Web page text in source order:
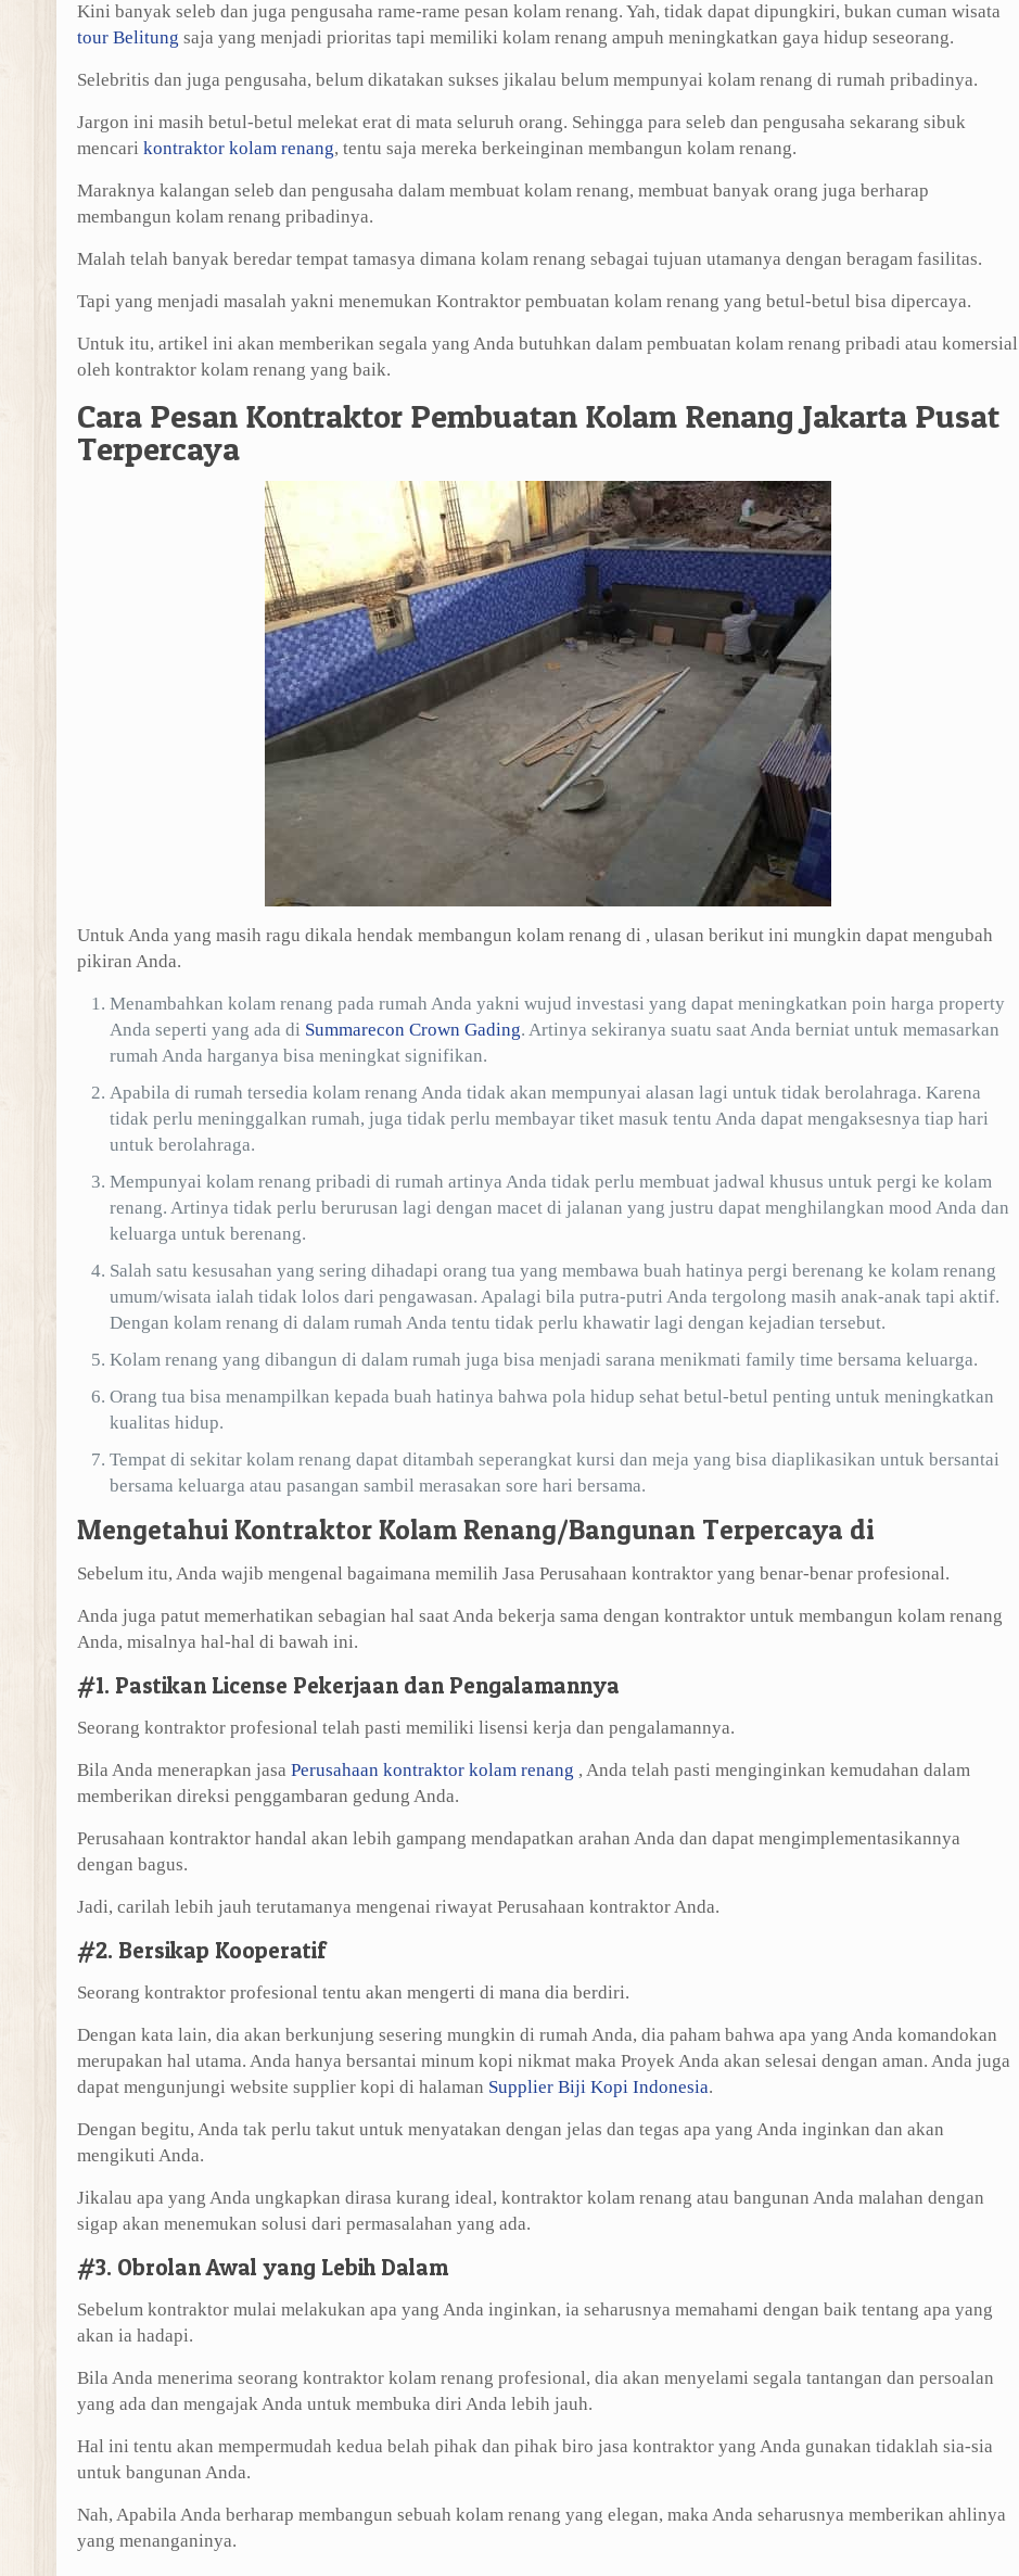
Kini banyak seleb dan juga pengusaha rame-rame pesan kolam renang. Yah, tidak dapat dipungkiri, bukan cuman wisata
tour Belitung saja yang menjadi prioritas tapi memiliki kolam renang ampuh meningkatkan gaya hidup seseorang.
Selebritis dan juga pengusaha, belum dikatakan sukses jikalau belum mempunyai kolam renang di rumah pribadinya.
Jargon ini masih betul-betul melekat erat di mata seluruh orang. Sehingga para seleb dan pengusaha sekarang sibuk
mencari kontraktor kolam renang, tentu saja mereka berkeinginan membangun kolam renang.
Maraknya kalangan seleb dan pengusaha dalam membuat kolam renang, membuat banyak orang juga berharap
membangun kolam renang pribadinya.
Malah telah banyak beredar tempat tamasya dimana kolam renang sebagai tujuan utamanya dengan beragam fasilitas.
Tapi yang menjadi masalah yakni menemukan Kontraktor pembuatan kolam renang yang betul-betul bisa dipercaya.
Untuk itu, artikel ini akan memberikan segala yang Anda butuhkan dalam pembuatan kolam renang pribadi atau komersial
oleh kontraktor kolam renang yang baik.
Cara Pesan Kontraktor Pembuatan Kolam Renang Jakarta Pusat
Terpercaya
Untuk Anda yang masih ragu dikala hendak membangun kolam renang di , ulasan berikut ini mungkin dapat mengubah
pikiran Anda.
Menambahkan kolam renang pada rumah Anda yakni wujud investasi yang dapat meningkatkan poin harga property
Anda seperti yang ada di Summarecon Crown Gading. Artinya sekiranya suatu saat Anda berniat untuk memasarkan
rumah Anda harganya bisa meningkat signifikan.
Apabila di rumah tersedia kolam renang Anda tidak akan mempunyai alasan lagi untuk tidak berolahraga. Karena
tidak perlu meninggalkan rumah, juga tidak perlu membayar tiket masuk tentu Anda dapat mengaksesnya tiap hari
untuk berolahraga.
Mempunyai kolam renang pribadi di rumah artinya Anda tidak perlu membuat jadwal khusus untuk pergi ke kolam
renang. Artinya tidak perlu berurusan lagi dengan macet di jalanan yang justru dapat menghilangkan mood Anda dan
keluarga untuk berenang.
Salah satu kesusahan yang sering dihadapi orang tua yang membawa buah hatinya pergi berenang ke kolam renang
umum/wisata ialah tidak lolos dari pengawasan. Apalagi bila putra-putri Anda tergolong masih anak-anak tapi aktif.
Dengan kolam renang di dalam rumah Anda tentu tidak perlu khawatir lagi dengan kejadian tersebut.
Kolam renang yang dibangun di dalam rumah juga bisa menjadi sarana menikmati family time bersama keluarga.
Orang tua bisa menampilkan kepada buah hatinya bahwa pola hidup sehat betul-betul penting untuk meningkatkan
kualitas hidup.
Tempat di sekitar kolam renang dapat ditambah seperangkat kursi dan meja yang bisa diaplikasikan untuk bersantai
bersama keluarga atau pasangan sambil merasakan sore hari bersama.
Mengetahui Kontraktor Kolam Renang/Bangunan Terpercaya di
Sebelum itu, Anda wajib mengenal bagaimana memilih Jasa Perusahaan kontraktor yang benar-benar profesional.
Anda juga patut memerhatikan sebagian hal saat Anda bekerja sama dengan kontraktor untuk membangun kolam renang
Anda, misalnya hal-hal di bawah ini.
#1. Pastikan License Pekerjaan dan Pengalamannya
Seorang kontraktor profesional telah pasti memiliki lisensi kerja dan pengalamannya.
Bila Anda menerapkan jasa Perusahaan kontraktor kolam renang , Anda telah pasti menginginkan kemudahan dalam
memberikan direksi penggambaran gedung Anda.
Perusahaan kontraktor handal akan lebih gampang mendapatkan arahan Anda dan dapat mengimplementasikannya
dengan bagus.
Jadi, carilah lebih jauh terutamanya mengenai riwayat Perusahaan kontraktor Anda.
#2. Bersikap Kooperatif
Seorang kontraktor profesional tentu akan mengerti di mana dia berdiri.
Dengan kata lain, dia akan berkunjung sesering mungkin di rumah Anda, dia paham bahwa apa yang Anda komandokan
merupakan hal utama. Anda hanya bersantai minum kopi nikmat maka Proyek Anda akan selesai dengan aman. Anda juga
dapat mengunjungi website supplier kopi di halaman Supplier Biji Kopi Indonesia.
Dengan begitu, Anda tak perlu takut untuk menyatakan dengan jelas dan tegas apa yang Anda inginkan dan akan
mengikuti Anda.
Jikalau apa yang Anda ungkapkan dirasa kurang ideal, kontraktor kolam renang atau bangunan Anda malahan dengan
sigap akan menemukan solusi dari permasalahan yang ada.
#3. Obrolan Awal yang Lebih Dalam
Sebelum kontraktor mulai melakukan apa yang Anda inginkan, ia seharusnya memahami dengan baik tentang apa yang
akan ia hadapi.
Bila Anda menerima seorang kontraktor kolam renang profesional, dia akan menyelami segala tantangan dan persoalan
yang ada dan mengajak Anda untuk membuka diri Anda lebih jauh.
Hal ini tentu akan mempermudah kedua belah pihak dan pihak biro jasa kontraktor yang Anda gunakan tidaklah sia-sia
untuk bangunan Anda.
Nah, Apabila Anda berharap membangun sebuah kolam renang yang elegan, maka Anda seharusnya memberikan ahlinya
yang menanganinya.